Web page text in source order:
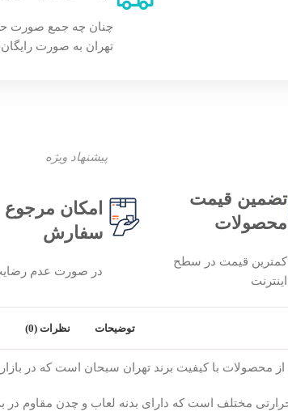
تهران به صورت
پیشنهاد ویژه
تضمین قیمت
محصولات
کمترین قیمت در سطح
اینترنت
امکان مرجوع
سفارش
در صورت عدم
توضیحات نظرات (0)